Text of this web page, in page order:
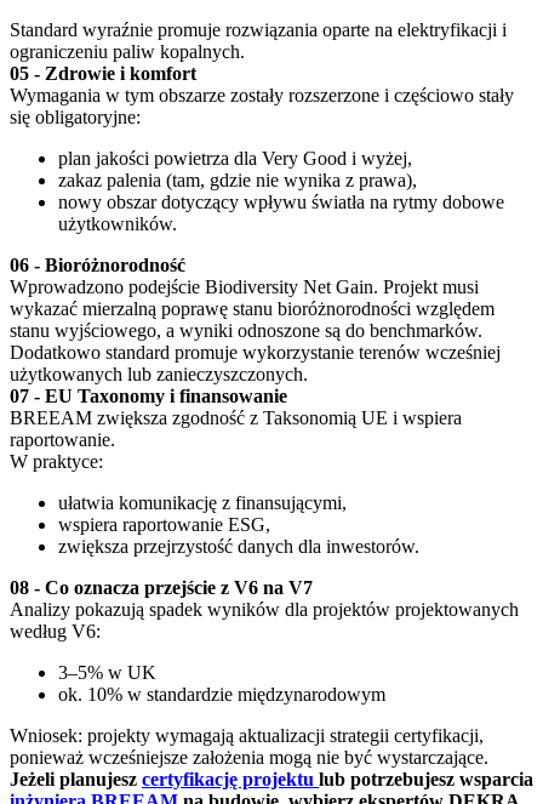
Standard wyraźnie promuje rozwiązania oparte na elektryfikacji i
ograniczeniu paliw kopalnych.
05 - Zdrowie i komfort
Wymagania w tym obszarze zostały rozszerzone i częściowo stały
się obligatoryjne:
plan jakości powietrza dla Very Good i wyżej,
zakaz palenia (tam, gdzie nie wynika z prawa),
nowy obszar dotyczący wpływu światła na rytmy dobowe
użytkowników.
06 - Bioróżnorodność
Wprowadzono podejście Biodiversity Net Gain. Projekt musi
wykazać mierzalną poprawę stanu bioróżnorodności względem
stanu wyjściowego, a wyniki odnoszone są do benchmarków.
Dodatkowo standard promuje wykorzystanie terenów wcześniej
użytkowanych lub zanieczyszczonych.
07 - EU Taxonomy i finansowanie
BREEAM zwiększa zgodność z Taksonomią UE i wspiera
raportowanie.
W praktyce:
ułatwia komunikację z finansującymi,
wspiera raportowanie ESG,
zwiększa przejrzystość danych dla inwestorów.
08 - Co oznacza przejście z V6 na V7
Analizy pokazują spadek wyników dla projektów projektowanych
według V6:
3–5% w UK
ok. 10% w standardzie międzynarodowym
Wniosek: projekty wymagają aktualizacji strategii certyfikacji,
ponieważ wcześniejsze założenia mogą nie być wystarczające.
Jeżeli planujesz certyfikację projektu lub potrzebujesz wsparcia